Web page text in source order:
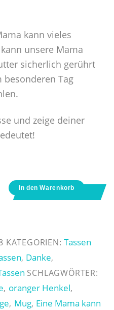
kann vieles
unsere Mama
sicherlich gerührt
besonderen Tag
und zeige deiner
In den Warenkorb
KATEGORIEN:Tassen
, Danke,
SCHLAGWÖRTER:
, oranger Henkel,
, Mug, Eine Mama kann